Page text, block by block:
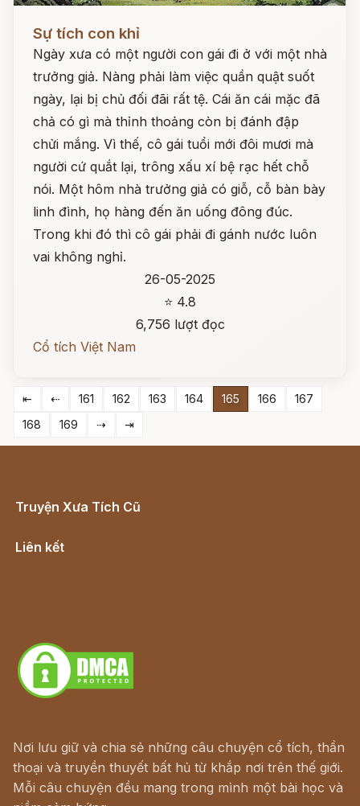
Sự tích con khỉ
Ngày xưa có một người con gái đi ở với một nhà
trưởng giả. Nàng phải làm việc quần quật suốt
ngày, lại bị chủ đối đãi rất tệ. Cái ăn cái mặc đã
chả có gì mà thỉnh thoảng còn bị đánh đập
chửi mắng. Vì thế, cô gái tuổi mới đôi mươi mà
người cứ quắt lại, trông xấu xí bệ rạc hết chỗ
nói. Một hôm nhà trưởng giả có giỗ, cỗ bàn bày
linh đình, họ hàng đến ăn uống đông đúc.
Trong khi đó thì cô gái phải đi gánh nước luôn
vai không nghỉ.
26-05-2025
⭐ 4.8
6,756 lượt đọc
Cổ tích Việt Nam
⇤ ⇠ 161 162 163 164 165 166
167
168
169 ⇢ ⇥
Truyện Xưa Tích Cũ
Liên kết
Nơi lưu giữ và chia sẻ những câu chuyện cổ tích, thần
thoại và truyền thuyết bất hủ từ khắp nơi trên thế giới.
Mỗi câu chuyện đều mang trong mình một bài học và